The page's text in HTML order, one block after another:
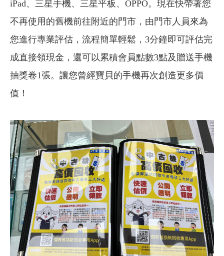
iPad、三星手機、三星平板、OPPO。現在快帶著您
不再使用的舊機前往附近的門市，由門市人員來為
您進行專業評估，流程簡單輕鬆，3分鐘即可評估完
成直接領現金，還可以累積會員點數3點及贈送手機
抽獎卷1張。讓您曾經寶貝的手機再次創造更多價
值！